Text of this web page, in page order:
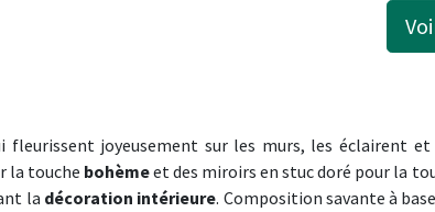
fleurissent joyeusement sur les murs, les éclairent et
la touche bohèmeet des miroirs en stuc doré pour la
la décoration intérieure. Composition savante à